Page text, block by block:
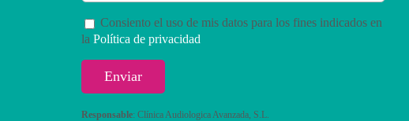
Consiento el uso de mis datos para los fines indicados en
la Política de privacidad
Responsable: Clínica Audiologica Avanzada, S.L.